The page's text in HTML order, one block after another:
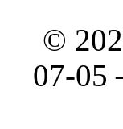
©
07-05